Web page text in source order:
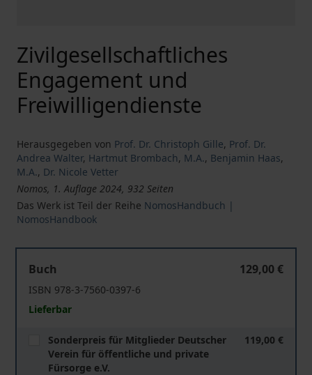
Zivilgesellschaftliches
Engagement und
Freiwilligendienste
Herausgegeben von Prof. Dr. Christoph Gille, Prof. Dr.
Andrea Walter, Hartmut Brombach, M.A., Benjamin Haas,
M.A., Dr. Nicole Vetter
Nomos, 1. Auflage 2024, 932 Seiten
Das Werk ist Teil der Reihe NomosHandbuch |
NomosHandbook
Buch
129,00 €
ISBN 978-3-7560-0397-6
Lieferbar
Sonderpreis für Mitglieder Deutscher
Verein für öffentliche und private
Fürsorge e.V.
119,00 €